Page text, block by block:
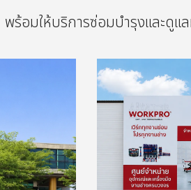
พร้อมให้บริการซ่อมบำรุงและดู